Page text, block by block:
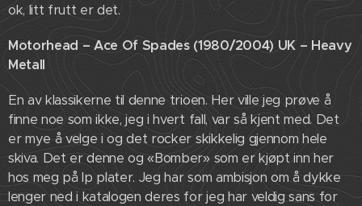
ok, litt frutt er det.
Motorhead – Ace Of Spades (1980/2004) UK – Heavy
Metall
En av klassikerne til denne trioen. Her ville jeg prøve å
finne noe som ikke, jeg i hvert fall, var så kjent med. Det
er mye å velge i og det rocker skikkelig gjennom hele
skiva. Det er denne og «Bomber» som er kjøpt inn her
hos meg på lp plater. Jeg har som ambisjon om å dykke
lenger ned i katalogen deres for jeg har veldig sans for